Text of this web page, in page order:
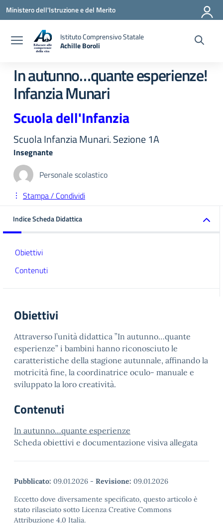
Vai ai contenuti
Vai al menu di navigazione
Vai al footer
Ministero dell'Istruzione e del Merito
Istituto Comprensivo Statale
Achille Boroli
In autunno…quante esperienze!
Infanzia Munari
Scuola dell'Infanzia
Scuola Infanzia Munari. Sezione 1A
Insegnante
Personale scolastico
Stampa / Condividi
Indice Scheda Didattica
Obiettivi
Contenuti
Obiettivi
Attraverso l’unità didattica ”In autunno…quante
esperienze” i bambini hanno riconosciuto le
caratteristiche della stagione autunnale, affinando la
motricità fine, la coordinatrice oculo- manuale e
sviluppato la loro creatività.
Contenuti
In autunno…quante esperienze
Scheda obiettivi e documentazione visiva allegata
Pubblicato: 09.01.2026 - Revisione: 09.01.2026
Eccetto dove diversamente specificato, questo articolo è
stato rilasciato sotto Licenza Creative Commons
Attribuzione 4.0 Italia.